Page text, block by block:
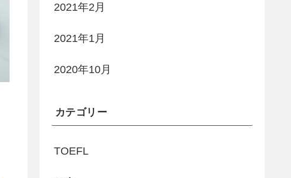
2021年2月
2021年1月
2020年10月
カテゴリー
TOEFL